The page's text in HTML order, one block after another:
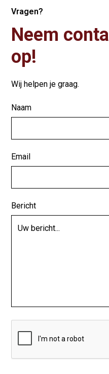
Vragen?
Neem
op!
Wij helpen je graag.
Naam
Email
Bericht